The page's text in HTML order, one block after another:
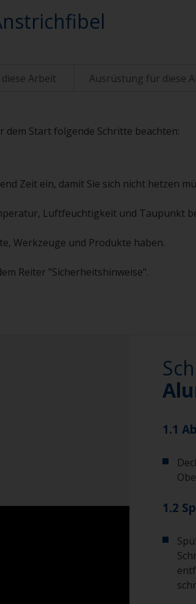
Arbeit Ausrüstung für diese
dem Start folgende Schritte beachten:
Zeit ein, damit Sie sich nicht hetzen
Luftfeuchtigkeit und Taupunkt
Werkzeuge und Produkte haben.
Reiter "Sicherheitshinweise".
1.1
1.2